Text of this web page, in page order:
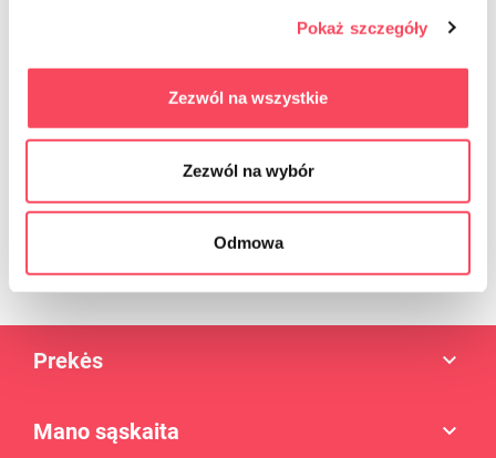
Pokaż szczegóły
Zezwól na wszystkie
Zezwól na wybór
Odmowa
Enim quis fugiat consequat elit minim nisi eu occaecat occaecat
Prekės 
Mano sąskaita 